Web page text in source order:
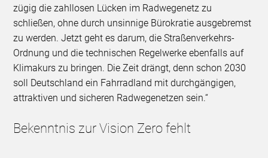
zügig die zahllosen Lücken im Radwegenetz zu
schließen, ohne durch unsinnige Bürokratie ausgebremst
zu werden. Jetzt geht es darum, die Straßenverkehrs-
Ordnung und die technischen Regelwerke ebenfalls auf
Klimakurs zu bringen. Die Zeit drängt, denn schon 2030
soll Deutschland ein Fahrradland mit durchgängigen,
attraktiven und sicheren Radwegenetzen sein.“
Bekenntnis zur Vision Zero fehlt